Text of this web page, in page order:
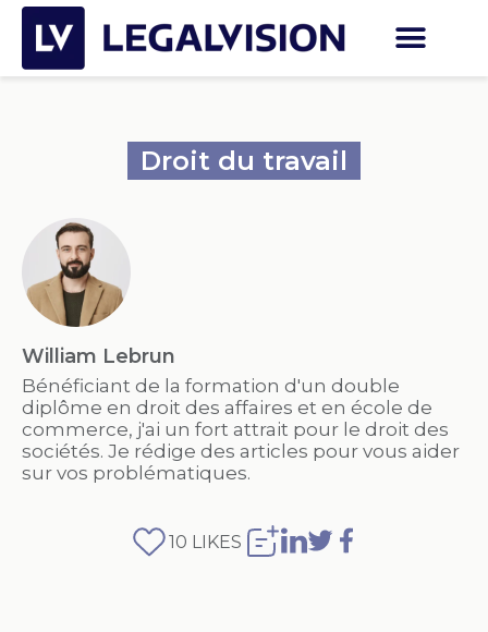
Droit du travail
William Lebrun
Bénéficiant de la formation d'un double
diplôme en droit des affaires et en école de
commerce, j'ai un fort attrait pour le droit des
sociétés. Je rédige des articles pour vous aider
sur vos problématiques.
10 LIKES